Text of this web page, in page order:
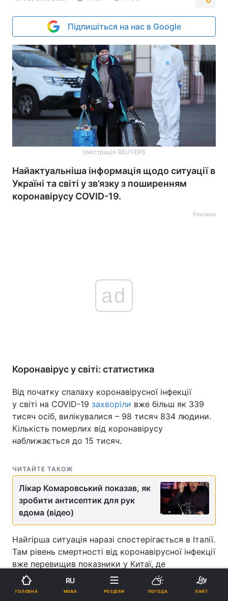
Підпишіться на нас в Google
Ілюстрація REUTERS
Найактуальніша інформація щодо ситуації в
Україні та світі у зв’язку з поширенням
коронавірусу COVID-19.
Реклама
ad
Коронавірус у світі: статистика
Від початку спалаху коронавірусної інфекції
у світі на COVID-19 захворіли вже більш як 339
тисяч осіб, вилікувалися – 98 тисяч 834 людини.
Кількість померлих від коронавірусу
наближається до 15 тисяч.
ЧИТАЙТЕ ТАКОЖ
Лікар Комаровський показав, як
зробити антисептик для рук
вдома (відео)
Найгірша ситуація наразі спостерігається в Італії.
Там рівень смертності від коронавірусної інфекції
вже перевищив показники у Китаї, де
зареєстрували перший спалах коронавірусу. В
Італії наразі виявлено понад 59 тисяч заражених,
ГОЛОВНА
RU
МОВА РОЗДІЛИ ПОГОДА ЛАЙТ